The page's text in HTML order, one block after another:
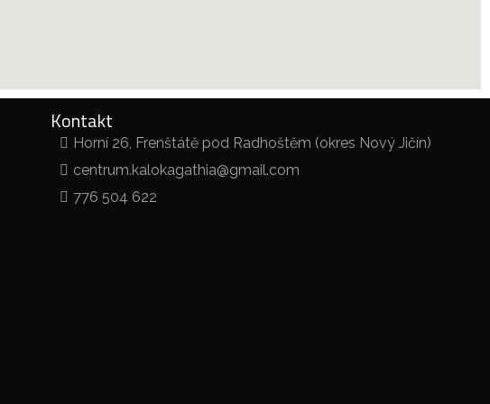
Kontakt
Horní 26, Frenštátě pod Radhoštěm (okres Nový Jičín)
centrum.kalokagathia@gmail.com
776 504 622